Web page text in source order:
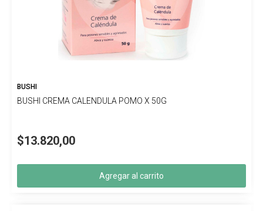
BUSHI
BUSHI CREMA CALENDULA POMO X 50G
$13.820,00
Agregar al carrito